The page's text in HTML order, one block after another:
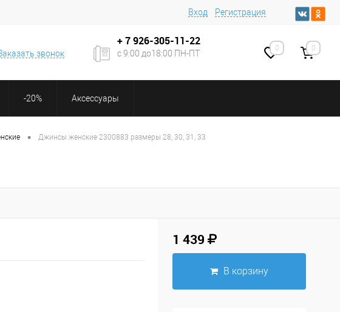
Вход Регистрация
звонок
+ 7926-305-11-22
с 9:00 до18:00 ПН-ПТ
0 0
-20% Аксессуары
• Джинсы женские 2300883 размеры 28, 30, 31, 33
1 439
В корзину